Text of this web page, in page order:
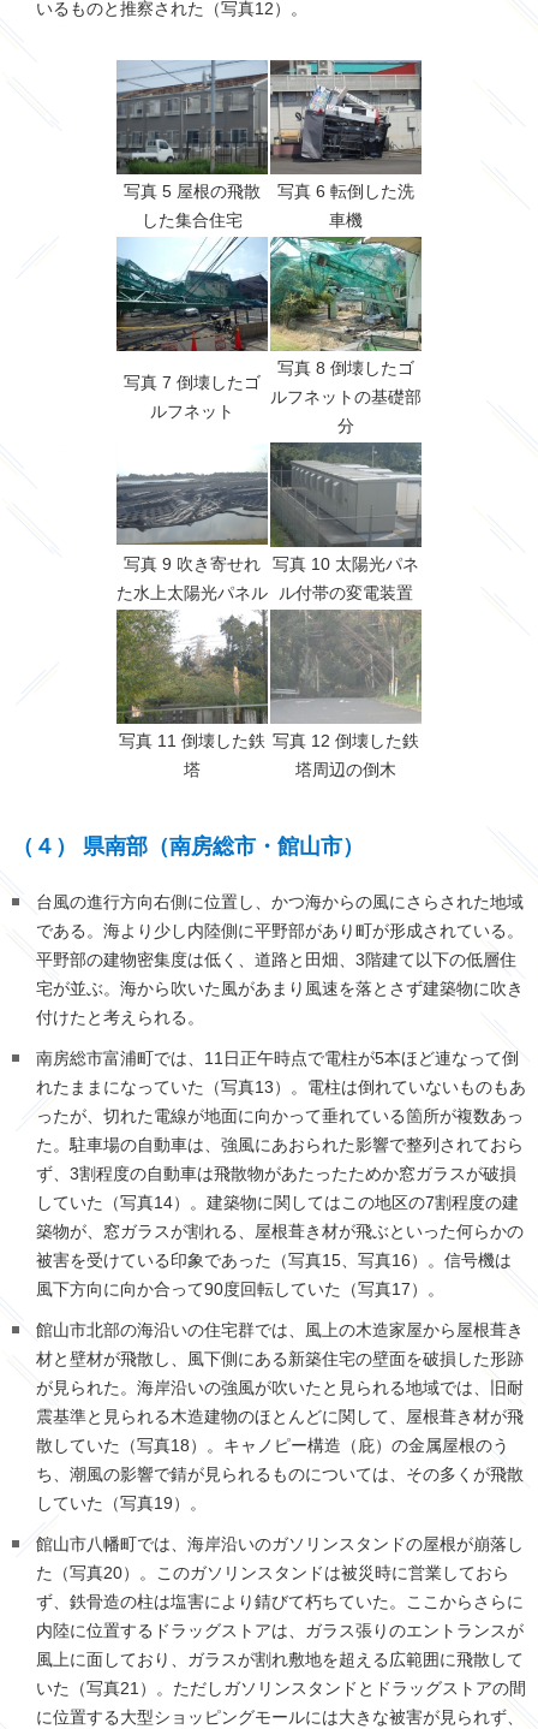
いるものと推察された（写真12）。
写真 5 屋根の飛散
した集合住宅
写真 6 転倒した洗
車機
写真 7 倒壊したゴ
ルフネット
写真 8 倒壊したゴ
ルフネットの基礎部
分
写真 9 吹き寄せれ
た水上太陽光パネル
写真 10 太陽光パネ
ル付帯の変電装置
写真 11 倒壊した鉄
塔
写真 12 倒壊した鉄
塔周辺の倒木
（４） 県南部（南房総市・館山市）
台風の進行方向右側に位置し、かつ海からの風にさらされた地域
である。海より少し内陸側に平野部があり町が形成されている。
平野部の建物密集度は低く、道路と田畑、 3階建て以下の低層住
宅が並ぶ。海から吹いた風があまり風速を落とさず建築物に吹き
付けたと考えられる。
南房総市富浦町では、 11 日正午時点で電柱が5本ほど連なって倒
れたままになっていた（写真13）。電柱は倒れていないものもあ
ったが、切れた電線が地面に向かって垂れている箇所が複数あっ
た。駐車場の自動車は、強風にあおられた影響で整列されておら
ず、 3割程度の自動車は飛散物があたったためか窓ガラスが破損
していた（写真14）。建築物に関してはこの地区の7割程度の建
築物が、窓ガラスが割れる、屋根葺き材が飛ぶといった何らかの
被害を受けている印象であった（写真15 、写真16）。信号機は
風下方向に向か合って90度回転していた（写真17）。
館山市北部の海沿いの住宅群では、風上の木造家屋から屋根葺き
材と壁材が飛散し、風下側にある新築住宅の壁面を破損した形跡
が見られた。海岸沿いの強風が吹いたと見られる地域では、旧耐
震基準と見られる木造建物のほとんどに関して、屋根葺き材が飛
散していた（写真18）。キャノピー構造（庇）の金属屋根のう
ち、潮風の影響で錆が見られるものについては、その多くが飛散
していた（写真19）。
館山市八幡町では、海岸沿いのガソリンスタンドの屋根が崩落し
た（写真20）。このガソリンスタンドは被災時に営業しておら
ず、鉄骨造の柱は塩害により錆びて朽ちていた。ここからさらに
内陸に位置するドラッグストアは、ガラス張りのエントランスが
風上に面しており、ガラスが割れ敷地を超える広範囲に飛散して
いた（写真21 ）。ただしガソリンスタンドとドラッグストアの間
に位置する大型ショッピングモールには大きな被害が見られず、